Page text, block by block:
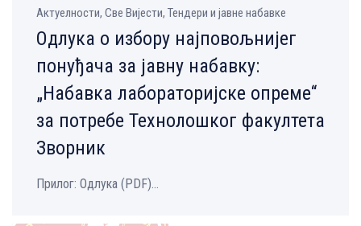
Aктуелности, Све Вијести, Тендери и јавне набавке
Одлука о избору најповољнијег
понуђача за јавну набавку:
„Набавка лабораторијске опреме“
за потребе Технолошког факултета
Зворник
Прилог: Одлука (PDF)...